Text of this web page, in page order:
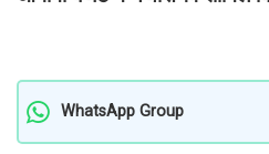
WhatsApp Group